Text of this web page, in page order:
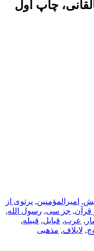
چاپ اول
, امیرالمؤمنین, پرتوی از
قرآن, جز سی, رسول الله,
, عرب, قبایل, قبیله,
, لایلاف, مذهبی